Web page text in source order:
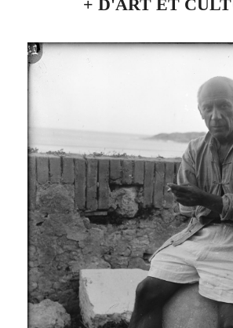
+ D'ART ET